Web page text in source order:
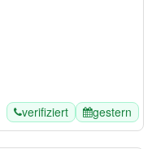
verifiziert gestern